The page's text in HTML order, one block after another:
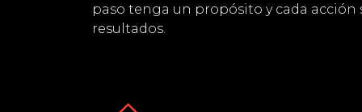
paso tenga un propósito y cada acción
resultados.